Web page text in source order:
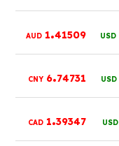
USD
1.41509
AUD
USD
6.74731
CNY
USD
1.39347
CAD